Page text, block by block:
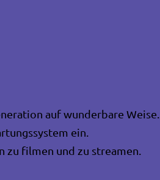
auf wunderbare Weise.
ein.
zu filmen und zu streamen.